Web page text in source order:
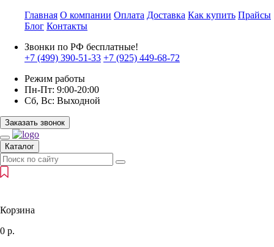
Главная О компании Оплата Доставка Как купить Прайсы
Блог Контакты
Звонки по РФ бесплатные!
+7 (499) 390-51-33 +7 (925) 449-68-72
Режим работы
Пн-Пт: 9:00-20:00
Сб, Вс: Выходной
Заказать звонок
Каталог
Корзина
0 р.